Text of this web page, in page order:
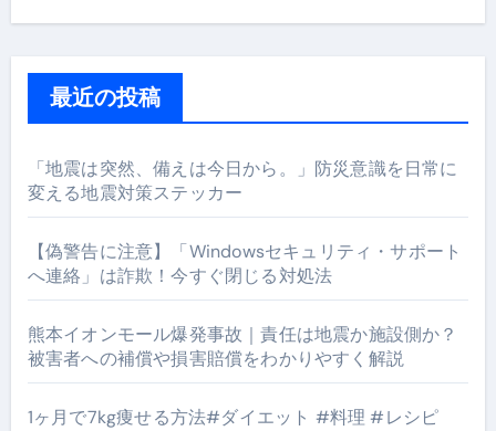
最近の投稿
「地震は突然、備えは今日から。」防災意識を日常に
変える地震対策ステッカー
【偽警告に注意】「Windowsセキュリティ・サポート
へ連絡」は詐欺！今すぐ閉じる対処法
熊本イオンモール爆発事故｜責任は地震か施設側か？
被害者への補償や損害賠償をわかりやすく解説
1ヶ月で7kg痩せる方法#ダイエット #料理 #レシピ